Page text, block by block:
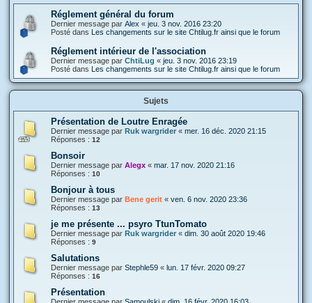
Réglement général du forum
Dernier message par Alex « jeu. 3 nov. 2016 23:20
Posté dans Les changements sur le site Chtilug.fr ainsi que le forum
Réglement intérieur de l'association
Dernier message par ChtiLug « jeu. 3 nov. 2016 23:19
Posté dans Les changements sur le site Chtilug.fr ainsi que le forum
Sujets
Présentation de Loutre Enragée
Dernier message par Ruk wargrider « mer. 16 déc. 2020 21:15
Réponses : 12
Bonsoir
Dernier message par Alegx « mar. 17 nov. 2020 21:16
Réponses : 10
Bonjour à tous
Dernier message par Bene gerit « ven. 6 nov. 2020 23:36
Réponses : 13
je me présente ... psyro TtunTomato
Dernier message par Ruk wargrider « dim. 30 août 2020 19:46
Réponses : 9
Salutations
Dernier message par Stephle59 « lun. 17 févr. 2020 09:27
Réponses : 16
Présentation
Dernier message par Samoulski « dim. 16 févr. 2020 16:03